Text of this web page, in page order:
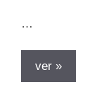
…
ver »